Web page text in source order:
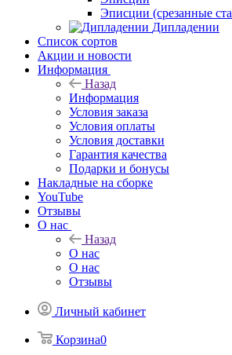
Эписции (срезанные
Дипладении
Список сортов
Акции и новости
Информация
Назад
Информация
Условия заказа
Условия оплаты
Условия доставки
Гарантия качества
Подарки и бонусы
Накладные на сборке
YouTube
Отзывы
О нас
Назад
О нас
О нас
Отзывы
Личный кабинет
Корзина0